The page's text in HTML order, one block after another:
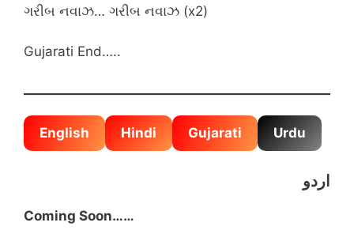
ગરીબ નવાઝ… ગરીબ નવાઝ (x2)
Gujarati End…..
English Hindi Gujarati Urdu
اردو
Coming Soon……